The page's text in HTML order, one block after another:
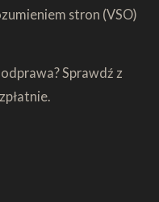
stron (VSO)
Sprawdź z